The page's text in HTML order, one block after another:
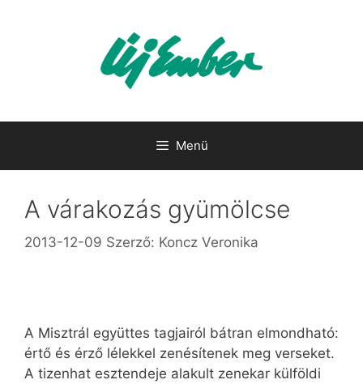
Menü
A várakozás gyümölcse
2013-12-09 Szerző: Koncz Veronika
A Misztrál együttes tagjairól bátran elmondható:
értő és érző lélekkel zenésítenek meg verseket.
A tizenhat esztendeje alakult zenekar külföldi